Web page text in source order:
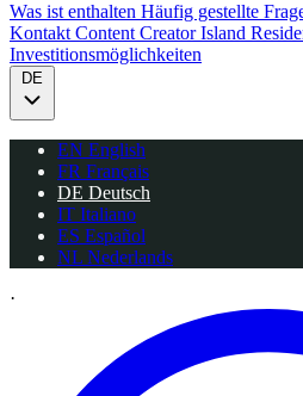
Was ist enthalten Häufig gestellte
Kontakt Content CreatorIsland
Investitionsmöglichkeiten
DE
EN English
FR Français
DE Deutsch
IT Italiano
ES Español
NL Nederlands
·